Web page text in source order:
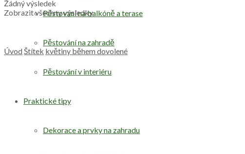
Pěstování na balkóně a terase
Pěstování na zahradě
Pěstování v interiéru
Praktické tipy
Dekorace a prvky na zahradu
Žádný výsledek
Zobrazit všechny výsledky
Úvod Štítek květiny během dovolené